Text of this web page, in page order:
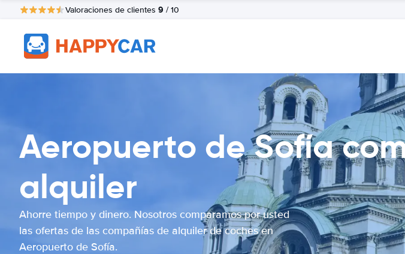
Valoraciones de clientes 9 / 10
Aeropuerto de Sofía
alquiler
Ahorre tiempo y dinero. Nosotros comparamos por usted
las ofertas de las compañías de alquiler de coches en
Aeropuerto de Sofía.